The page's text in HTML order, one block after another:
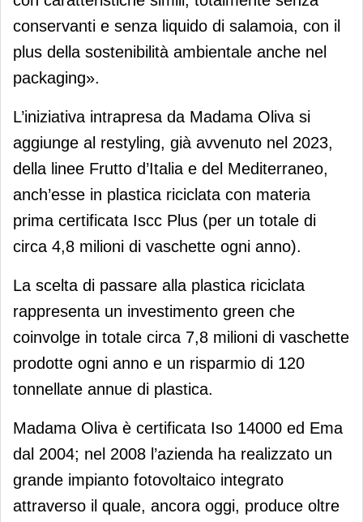
conservanti e senza liquido di salamoia, con il
plus della sostenibilità ambientale anche nel
packaging».
L’iniziativa intrapresa da Madama Oliva si
aggiunge al restyling, già avvenuto nel 2023,
della linee Frutto d’Italia e del Mediterraneo,
anch’esse in plastica riciclata con materia
prima certificata Iscc Plus (per un totale di
circa 4,8 milioni di vaschette ogni anno).
La scelta di passare alla plastica riciclata
rappresenta un investimento green che
coinvolge in totale circa 7,8 milioni di vaschette
prodotte ogni anno e un risparmio di 120
tonnellate annue di plastica.
Madama Oliva è certificata Iso 14000 ed Ema
dal 2004; nel 2008 l’azienda ha realizzato un
grande impianto fotovoltaico integrato
attraverso il quale, ancora oggi, produce oltre